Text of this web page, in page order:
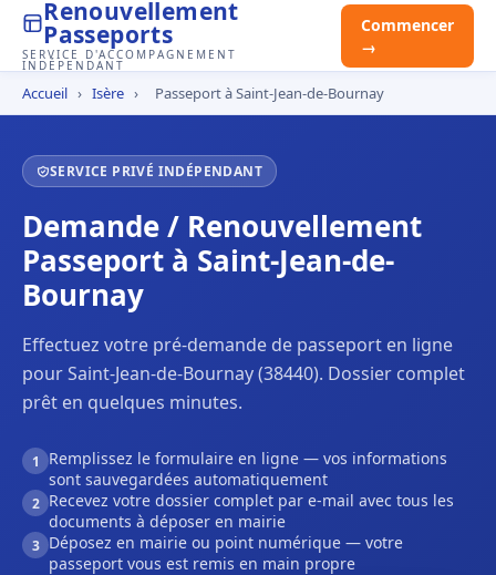
Renouvellement
Passeports
SERVICE D'ACCOMPAGNEMENT
INDÉPENDANT
Commencer
→
Accueil › Isère › Passeport à Saint-Jean-de-Bournay
SERVICE PRIVÉ INDÉPENDANT
Demande / Renouvellement
Passeport à Saint-Jean-de-
Bournay
Effectuez votre pré-demande de passeport en ligne
pour Saint-Jean-de-Bournay (38440). Dossier complet
prêt en quelques minutes.
1
Remplissez le formulaire en ligne — vos informations
sont sauvegardées automatiquement
2 Recevez votre dossier complet par e-mail avec tous les
documents à déposer en mairie
3 Déposez en mairie ou point numérique — votre
passeport vous est remis en main propre